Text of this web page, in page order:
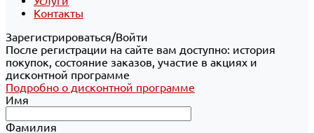
Контакты
Зарегистрироваться/Войти
После регистрации на сайте вам доступно: история
покупок, состояние заказов, участие в акциях и
дисконтной программе
Подробно о дисконтной программе
Имя
Фамилия